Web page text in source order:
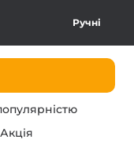
Ручні
Акція